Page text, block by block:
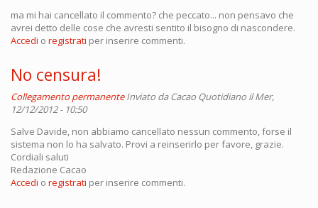
ma mi hai cancellato il commento? che peccato... non pensavo che
avrei detto delle cose che avresti sentito il bisogno di nascondere.
Accedi o registrati per inserire commenti.
No censura!
Collegamento permanente Inviato daCacao Quotidiano il Mer,
12/12/2012 - 10:50
Salve Davide, non abbiamo cancellato nessun commento, forse il
sistema non lo ha salvato. Provi a reinserirlo per favore, grazie.
Cordiali saluti
Redazione Cacao
Accedi o registrati per inserire commenti.